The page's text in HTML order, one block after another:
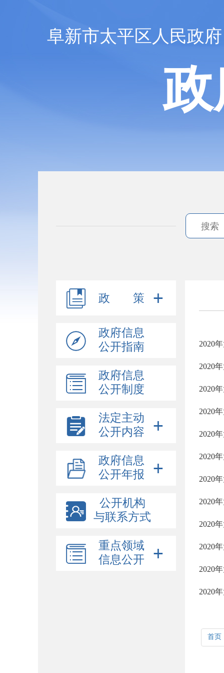
阜新市太平区人民政府
政 策
政府信息
公开指南
政府信息
公开制度
法定主动
公开内容
政府信息
公开年报
公开机构
与联系方式
重点领域
信息公开
2020
2020
2020
2020
2020
2020
2020
2020
2020
2020
2020
2020
首页